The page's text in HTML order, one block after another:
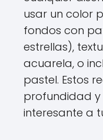
usar un color
fondos con
estrellas),
acuarela, o
pastel. Estos
profundidad y
interesante a